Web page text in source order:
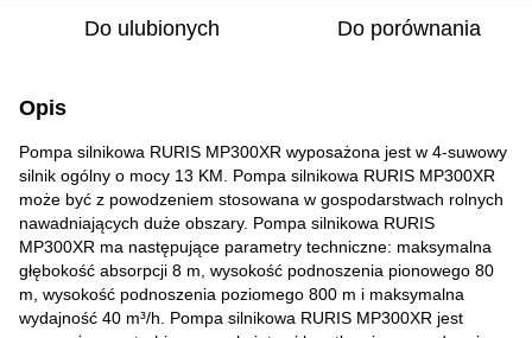
Do ulubionych Do porównania
Opis
Pompa silnikowa RURIS MP300XR wyposażona jest w 4-suwowy
silnik ogólny o mocy 13 KM. Pompa silnikowa RURIS MP300XR
może być z powodzeniem stosowana w gospodarstwach rolnych
nawadniających duże obszary. Pompa silnikowa RURIS
MP300XR ma następujące parametry techniczne: maksymalna
głębokość absorpcji 8 m, wysokość podnoszenia pionowego 80
m, wysokość podnoszenia poziomego 800 m i maksymalna
wydajność 40 m³/h. Pompa silnikowa RURIS MP300XR jest